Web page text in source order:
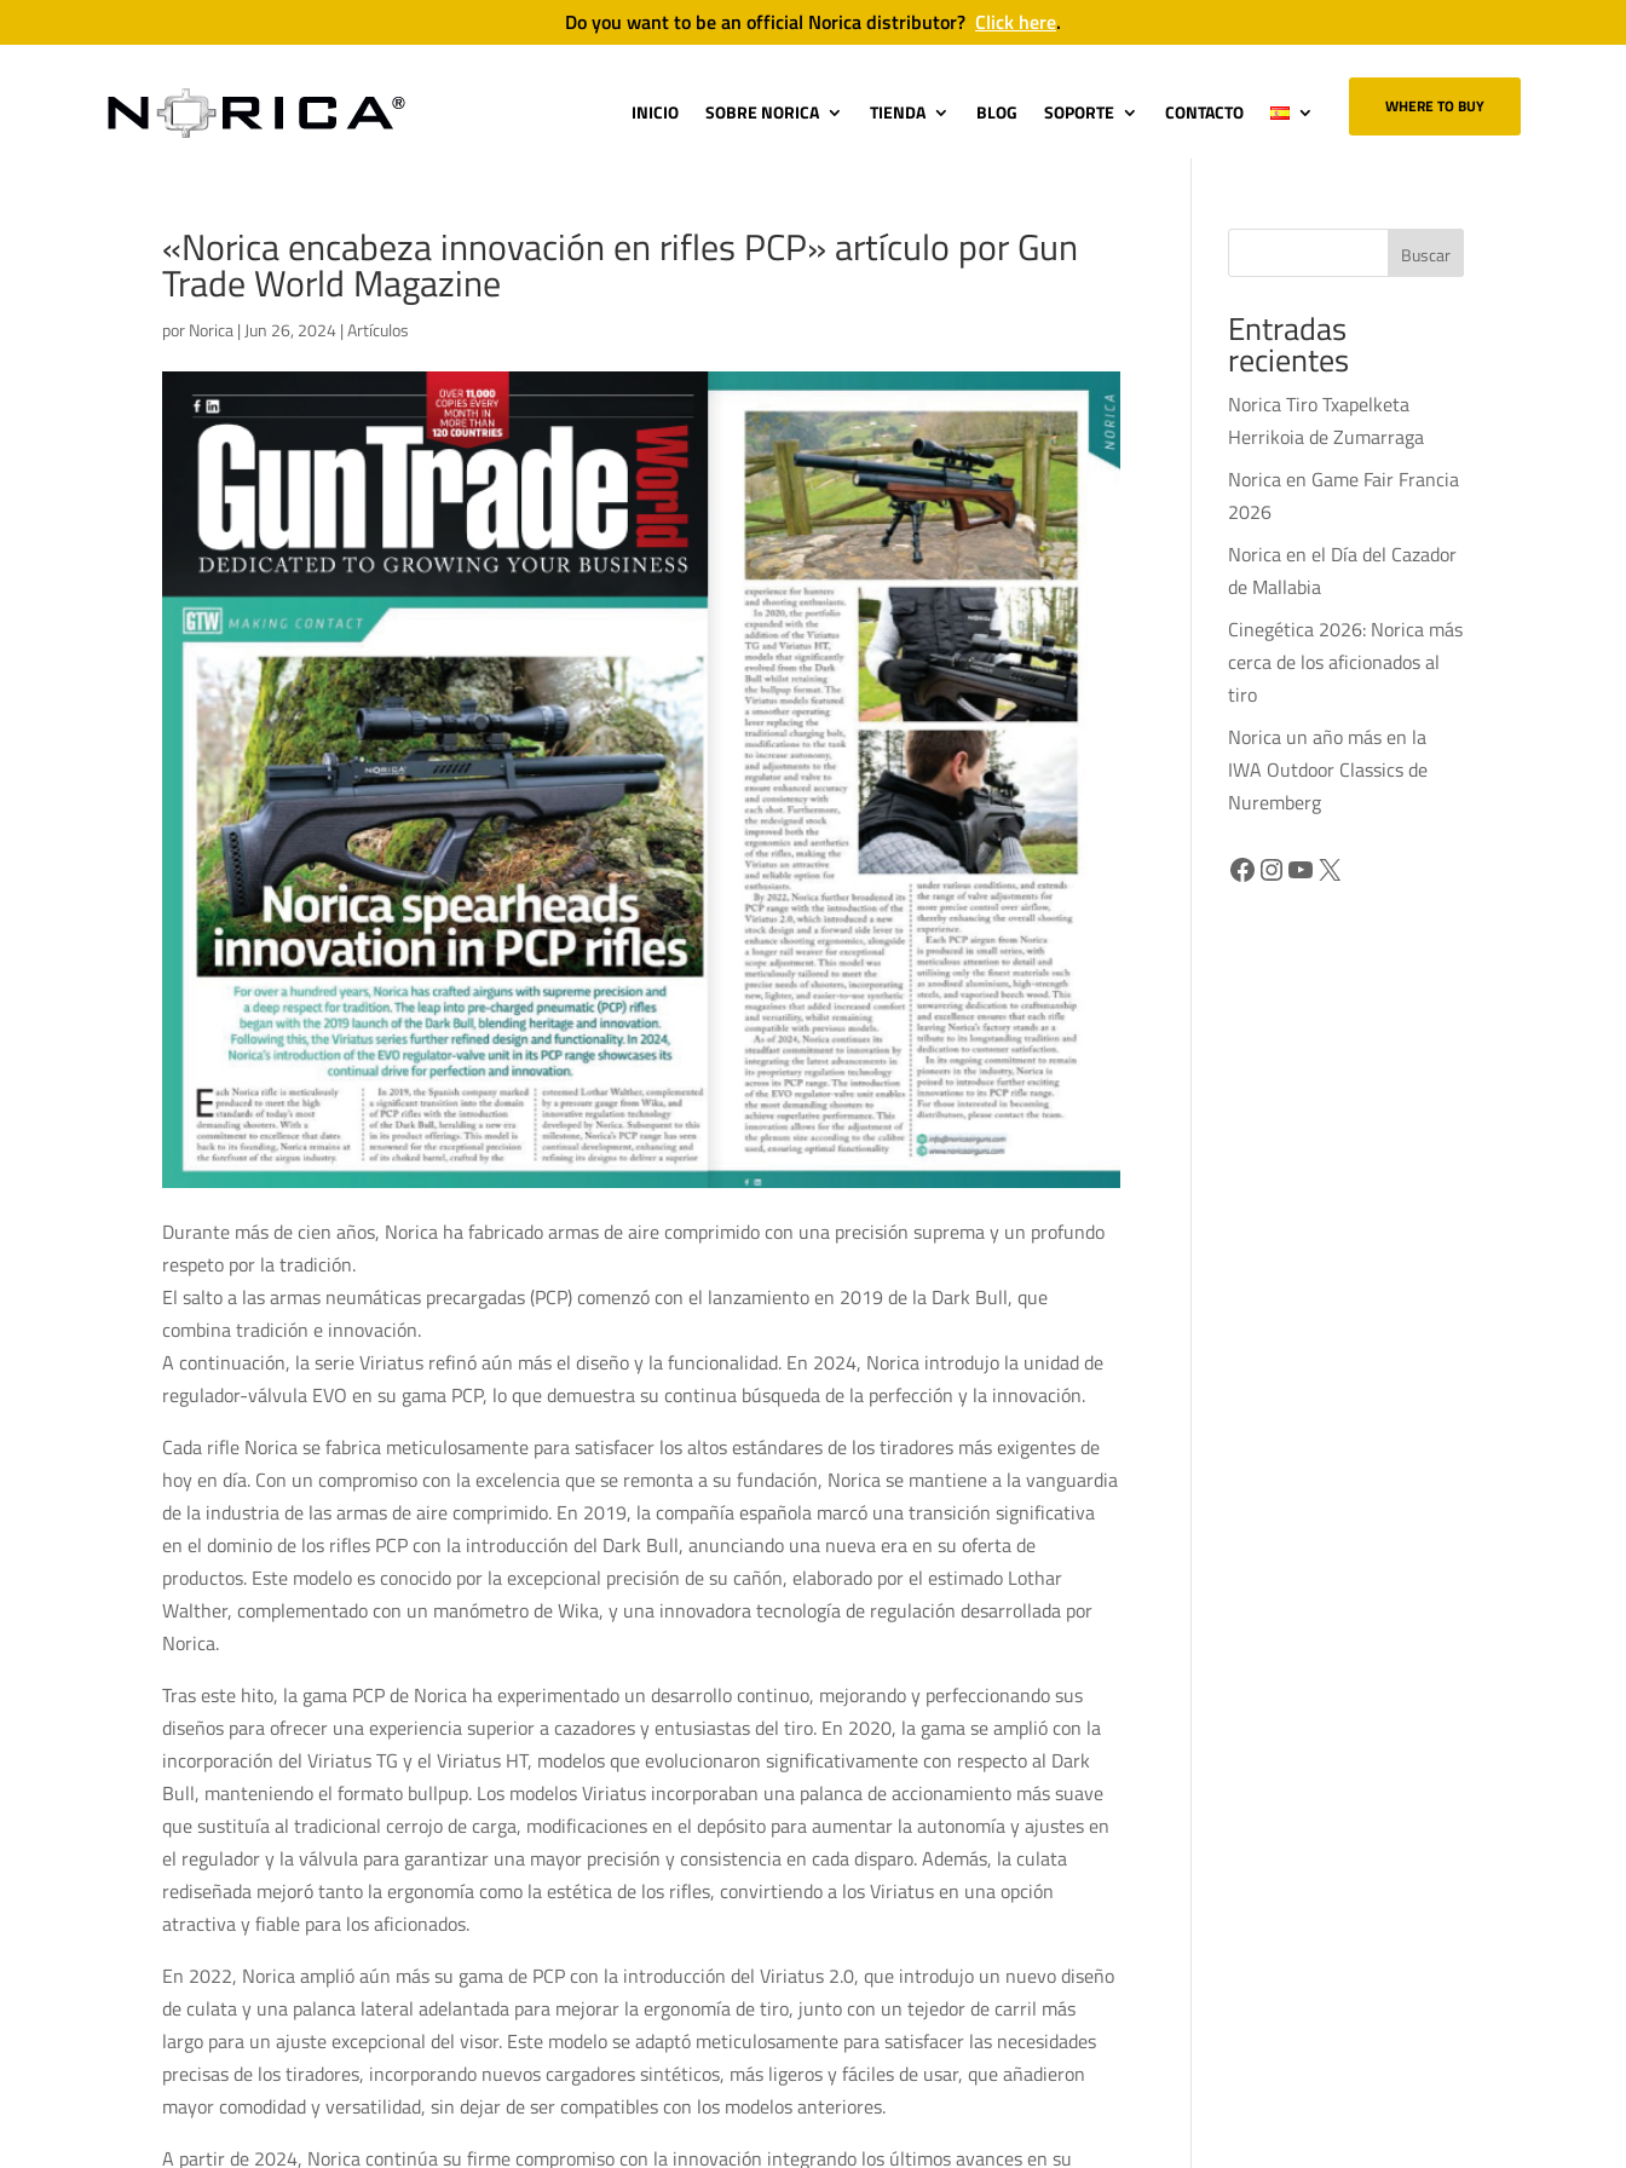
Do you want to be an official Norica distributor? Click here.
INICIO SOBRE NORICA TIENDA BLOG SOPORTE CONTACTO WHERE TO BUY
«Norica encabeza innovación en rifles PCP» artículo por Gun
Trade World Magazine
porNorica| Jun 26, 2024|Artículos
Durante más de cien años, Norica ha fabricado armas de aire comprimido con una precisión suprema y un profundo
respeto por la tradición.
El salto a las armas neumáticas precargadas (PCP) comenzó con el lanzamiento en 2019 de la Dark Bull, que
combina tradición e innovación.
A continuación, la serie Viriatus refinó aún más el diseño y la funcionalidad. En 2024, Norica introdujo la unidad de
regulador-válvula EVO en su gama PCP, lo que demuestra su continua búsqueda de la perfección y la innovación.
Cada rifle Norica se fabrica meticulosamente para satisfacer los altos estándares de los tiradores más exigentes de
hoy en día. Con un compromiso con la excelencia que se remonta a su fundación, Norica se mantiene a la vanguardia
de la industria de las armas de aire comprimido. En 2019, la compañía española marcó una transición significativa
en el dominio de los rifles PCP con la introducción del Dark Bull, anunciando una nueva era en su oferta de
productos. Este modelo es conocido por la excepcional precisión de su cañón, elaborado por el estimado Lothar
Walther, complementado con un manómetro de Wika, y una innovadora tecnología de regulación desarrollada por
Norica.
Tras este hito, la gama PCP de Norica ha experimentado un desarrollo continuo, mejorando y perfeccionando sus
diseños para ofrecer una experiencia superior a cazadores y entusiastas del tiro. En 2020, la gama se amplió con la
incorporación del Viriatus TG y el Viriatus HT, modelos que evolucionaron significativamente con respecto al Dark
Bull, manteniendo el formato bullpup. Los modelos Viriatus incorporaban una palanca de accionamiento más suave
que sustituía al tradicional cerrojo de carga, modificaciones en el depósito para aumentar la autonomía y ajustes en
el regulador y la válvula para garantizar una mayor precisión y consistencia en cada disparo. Además, la culata
rediseñada mejoró tanto la ergonomía como la estética de los rifles, convirtiendo a los Viriatus en una opción
atractiva y fiable para los aficionados.
En 2022, Norica amplió aún más su gama de PCP con la introducción del Viriatus 2.0, que introdujo un nuevo diseño
de culata y una palanca lateral adelantada para mejorar la ergonomía de tiro, junto con un tejedor de carril más
largo para un ajuste excepcional del visor. Este modelo se adaptó meticulosamente para satisfacer las necesidades
precisas de los tiradores, incorporando nuevos cargadores sintéticos, más ligeros y fáciles de usar, que añadieron
mayor comodidad y versatilidad, sin dejar de ser compatibles con los modelos anteriores.
A partir de 2024, Norica continúa su firme compromiso con la innovación integrando los últimos avances en su
Buscar
Entradas
recientes
Norica Tiro Txapelketa
Herrikoia de Zumarraga
Norica en Game Fair Francia
2026
Norica en el Día del Cazador
de Mallabia
Cinegética 2026: Norica más
cerca de los aficionados al
tiro
Norica un año más en la
IWA Outdoor Classics de
Nuremberg
Facebook
Instagram
YouTube
X